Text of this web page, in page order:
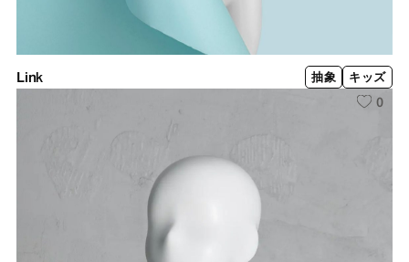
Link 抽象 キッズ
0